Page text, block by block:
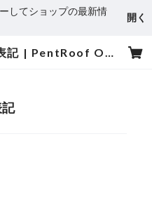
してショップの最新情
開く
特定商取引法に基づく表記 | PentRoof Online Store